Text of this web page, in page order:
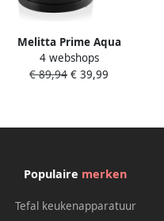
Melitta Prime Aqua
Waterkoker 1 7L 2200W RVS
Zwart
4 webshops
€ 89,94 € 39,99
Populaire merken
Tefal keukenapparatuur